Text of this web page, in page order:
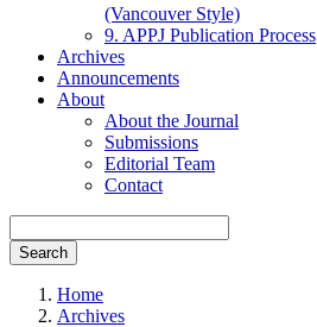
(Vancouver Style)
9. APPJ Publication Process
Archives
Announcements
About
About the Journal
Submissions
Editorial Team
Contact
Search
Home
Archives